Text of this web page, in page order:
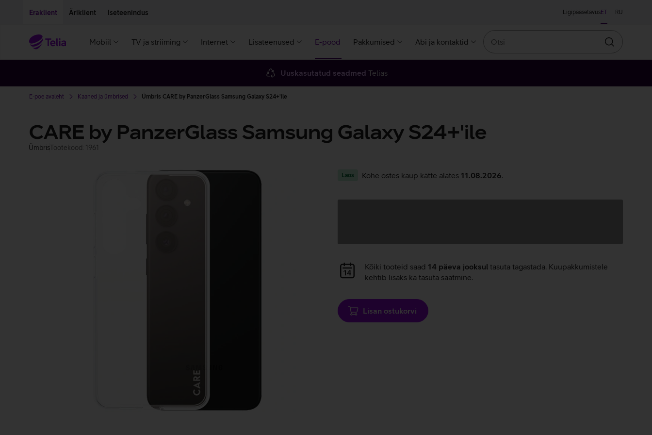
Eraklient Äriklient Iseteenindus LigipääsetavusET RU
Mobiil TV ja striiming Internet Lisateenused E-pood Pakkumised Abi ja kontaktid
Otsin
Uuskasutatud seadmed Telias
E-poe avaleht Kaaned ja ümbrised Ümbris CARE by PanzerGlass Samsung Galaxy S24+'ile
CARE by PanzerGlass Samsung Galaxy S24+'ile
ÜmbrisTootekood: 1961
Laos Kohe ostes kaup kätte alates 11.08.2026
Andmete
laadimine
Kõiki tooteid saad 14 päeva jooksul tasuta tagastada. Kuupakkumistele
kehtib lisaks ka tasuta saatmine.
Lisan ostukorvi